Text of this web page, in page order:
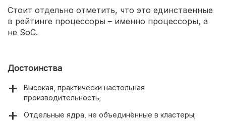
Стоит отдельно отметить, что это единственные
в рейтинге процессоры – именно процессоры, а
не SoC.
Достоинства
Высокая, практически настольная
производительность;
Отдельные ядра, не объединённые в кластеры;